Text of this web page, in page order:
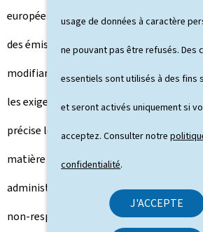
usage de données à caractère
ne pouvant pas être refusés. Des
essentiels sont utilisés à des fins
et seront activés uniquement si
acceptez. Consulter notre
confidentialité.
J'ACCEPTE
européen et du Conseil du 13 juin 2024
des émissions de méthane dans le
modifiant le règlement (UE) 2019/942,
les exigences prévues par ledit
précise le cadre applicable aux
matière d'émissions de méthane, définit
administratives susceptibles d'être
non-respect des dispositions prévues